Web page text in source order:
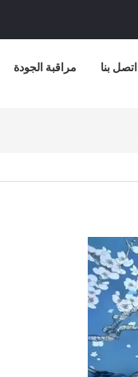
مراقبة الجودة اتصل بنا